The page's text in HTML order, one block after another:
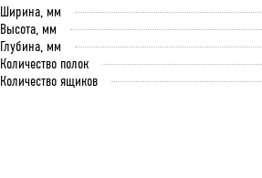
Ширина, мм
Высота, мм
Глубина, мм
Количество полок
Количество ящиков